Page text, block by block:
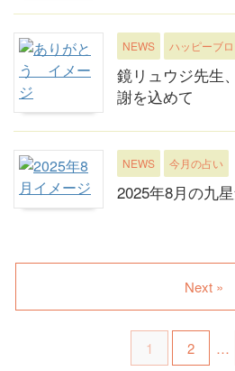
NEWS ハッピーブ
鏡リュウジ先生
謝を込めて
NEWS 今月の占い
2025年8月の九
1 2 …
Next »